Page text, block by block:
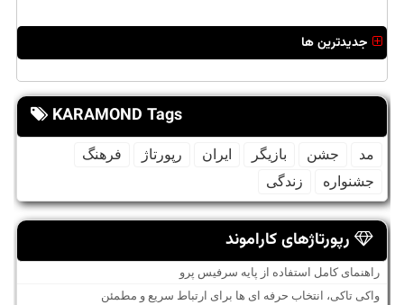
جدیدترین ها
KARAMOND Tags
مد جشن بازیگر ایران رپورتاژ
فرهنگ
جشنواره
زندگی
رپورتاژهای کاراموند
راهنمای کامل استفاده از پایه سرفیس پرو
واکی تاکی، انتخاب حرفه ای ها برای ارتباط سریع و مطمئن